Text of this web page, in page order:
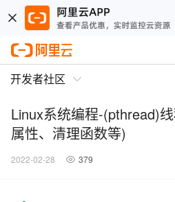
开发者社区
Linux系统编程-(pthread)
属性、清理函数等)
2022-02-28 379